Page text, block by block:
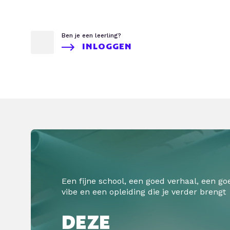
Ben je een leerling?
INLOGGEN
Een fijne school, een goed verhaal, een
vibe en een opleiding die je verder brengt
DEZE